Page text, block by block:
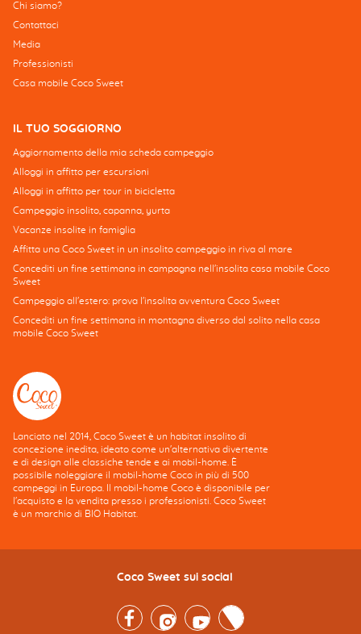
Chi siamo?
Contattaci
Media
Professionisti
Casa mobile Coco Sweet
IL TUO SOGGIORNO
Aggiornamento della mia scheda campeggio
Alloggi in affitto per escursioni
Alloggi in affitto per tour in bicicletta
Campeggio insolito, capanna, yurta
Vacanze insolite in famiglia
Affitta una Coco Sweet in un insolito campeggio in riva al mare
Concediti un fine settimana in campagna nell'insolita casa mobile Coco
Sweet
Campeggio all'estero: prova l'insolita avventura Coco Sweet
Concediti un fine settimana in montagna diverso dal solito nella casa
mobile Coco Sweet
Lanciato nel 2014, Coco Sweet è un habitat insolito di
concezione inedita, ideato come un'alternativa divertente
e di design alle classiche tende e ai mobil-home. È
possibile noleggiare il mobil-home Coco in più di 500
campeggi in Europa. Il mobil-home Coco è disponibile per
l'acquisto e la vendita presso i professionisti. Coco Sweet
è un marchio di BIO Habitat.
Coco Sweet sui social
FacebookInstagramYoutubeTwitter